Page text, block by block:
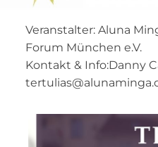
Veranstalter: Aluna
Forum München e.V.
Kontakt & Info:Danny